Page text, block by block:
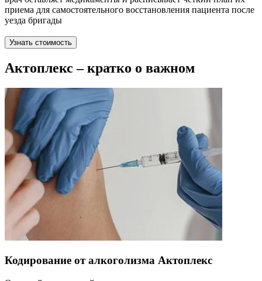
приема для самостоятельного восстановления пациента после
уезда бригады
Узнать стоимость
Актоплекс – кратко о важном
Кодирование от алкоголизма Актоплекс